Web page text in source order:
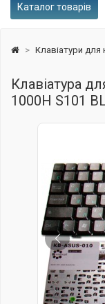
Каталог товарів
> Клавіатури для
Клавіатура
1000H S101